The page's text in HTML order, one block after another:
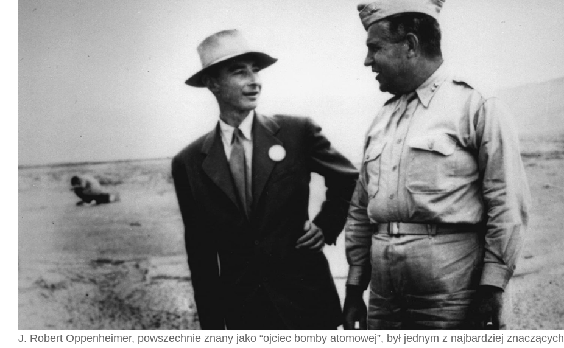
J. Robert Oppenheimer, powszechnie znany jako “ojciec bomby atomowej”, był jednym z najbardziej znaczących